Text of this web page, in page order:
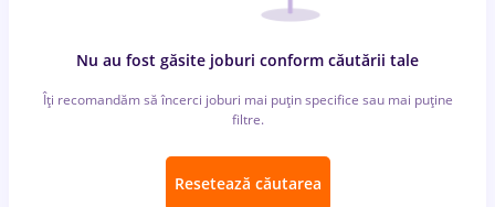
Nu au fost găsite joburi conform căutării tale
Îți recomandăm să încerci joburi mai puțin specifice sau mai puține
filtre.
Resetează căutarea